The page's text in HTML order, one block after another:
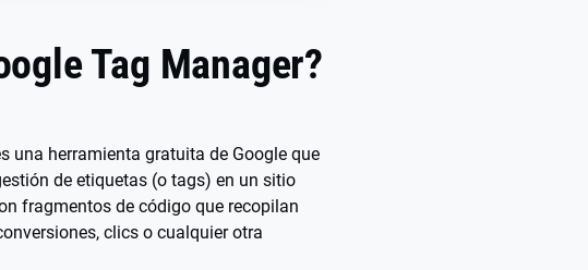
Tag Manager?
una herramienta gratuita de Google que
de etiquetas (o tags) en un sitio
fragmentos de código que recopilan
clics o cualquier otra